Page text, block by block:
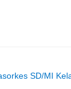
SD/MI